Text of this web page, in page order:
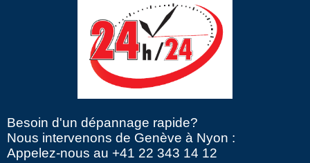
Besoin d'un dépannage rapide?
Nous intervenons de Genève à Nyon :
Appelez-nous au +41 22 343 14 12